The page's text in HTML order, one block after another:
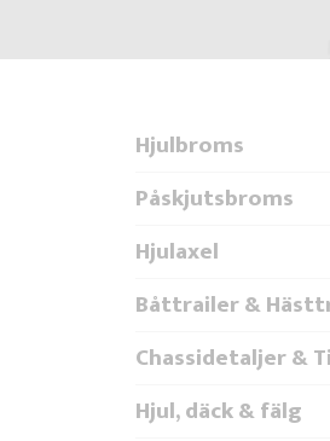
Hjulbroms
Påskjutsbroms
Hjulaxel
Båttrailer &
Chassidetaljer &
Hjul, däck & fälg